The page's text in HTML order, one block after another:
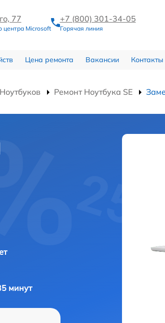
77
центра Microsoft
+7 (800) 301-34-05
Горячая линия
Цена ремонта Вакансии Контакты
Ремонт Ноутбука SE
минут